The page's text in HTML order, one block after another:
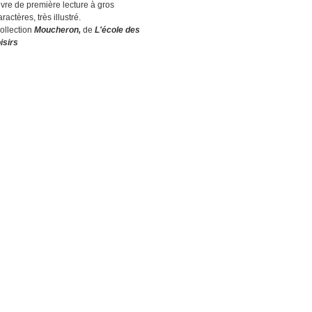
de première lecture à gros
très illustré.
Moucheron, de L'école des